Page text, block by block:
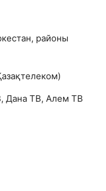
районы
Дана ТВ, Алем ТВ